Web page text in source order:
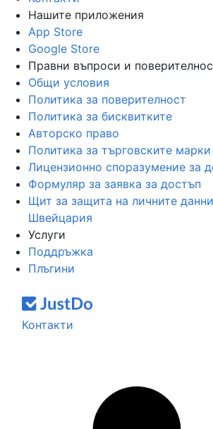
Нашите приложения
App Store
Google Store
Правни въпроси и
Общи условия
Политика за поверителност
Политика за бисквитките
Авторско право
Политика за търговските марки
Лицензионно споразумение за
Формуляр за заявка за достъп
Щит за защита на личните
Швейцария
Услуги
Поддръжка
Плъгини
Контакти